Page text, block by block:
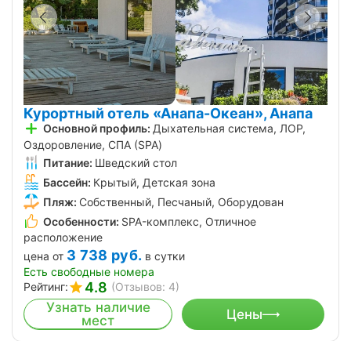
Курортный отель «Анапа-Океан», Анапа
Основной профиль: Дыхательная система, ЛОР,
Оздоровление, СПА (SPA)
Питание: Шведский стол
Бассейн: Крытый, Детская зона
Пляж: Собственный, Песчаный, Оборудован
Особенности: SPA-комплекс, Отличное
расположение
цена от 3 738 руб. в сутки
Есть свободные номера
Рейтинг:
4.8 (Отзывов: 4)
Узнать наличие
мест
Цены